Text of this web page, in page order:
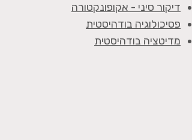
דיקור סיני - אקופונקטורה
פסיכולוגיה בודהיסטית
מדיטציה בודהיסטית